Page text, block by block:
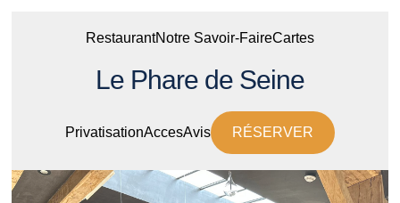
RestaurantNotre Savoir-FaireCartes
Le Phare de Seine
PrivatisationAccesAvis RÉSERVER